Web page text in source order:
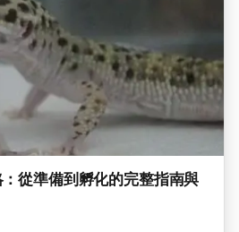
從準備到孵化的完整指南與